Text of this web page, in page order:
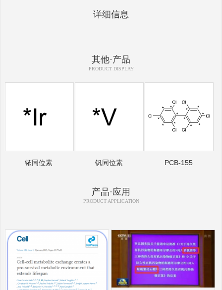
详细信息
其他·产品
PRODUCT DISPLAY
铱同位素 钒同位素 PCB-155
产品·应用
PRODUCT APPLICATION